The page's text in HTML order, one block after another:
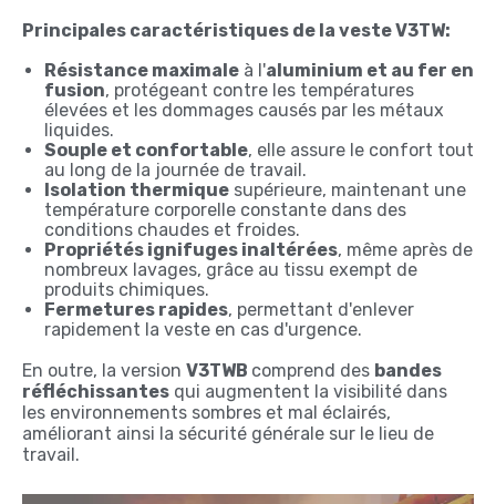
Principales caractéristiques de la veste V3TW:
Résistance maximale à l'aluminium et au fer en
fusion, protégeant contre les températures
élevées et les dommages causés par les métaux
liquides.
Souple et confortable, elle assure le confort tout
au long de la journée de travail.
Isolation thermique supérieure, maintenant une
température corporelle constante dans des
conditions chaudes et froides.
Propriétés ignifuges inaltérées, même après de
nombreux lavages, grâce au tissu exempt de
produits chimiques.
Fermetures rapides, permettant d'enlever
rapidement la veste en cas d'urgence.
En outre, la version V3TWB comprend des bandes
réfléchissantes qui augmentent la visibilité dans
les environnements sombres et mal éclairés,
améliorant ainsi la sécurité générale sur le lieu de
travail.